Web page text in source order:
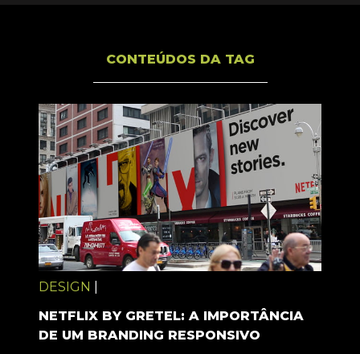
CONTEÚDOS DA TAG
DESIGN
NETFLIX BY GRETEL: A IMPORTÂNCIA
DE UM BRANDING RESPONSIVO